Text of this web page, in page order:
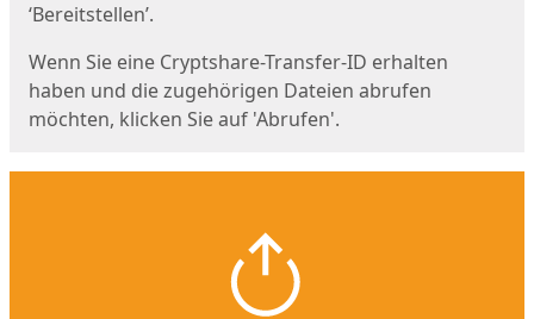
‘Bereitstellen’.
Wenn Sie eine Cryptshare-Transfer-ID erhalten
haben und die zugehörigen Dateien abrufen
möchten, klicken Sie auf 'Abrufen'.